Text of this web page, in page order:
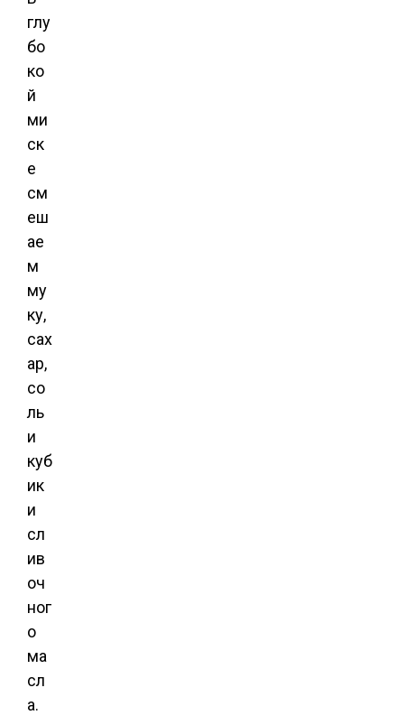
глу
бо
ко
й
ми
ск
е
см
еш
ае
м
му
ку,
сах
ар,
со
ль
и
куб
ик
и
сл
ив
оч
ног
о
ма
сл
а.